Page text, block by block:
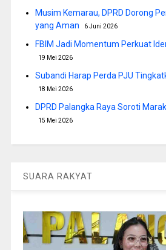
Musim Kemarau, DPRD Dorong
yang Aman
6 Juni 2026
FBIM Jadi Momentum Perkuat
19 Mei 2026
Subandi Harap Perda PJU
18 Mei 2026
DPRD Palangka Raya Soroti
15 Mei 2026
SUARA RAKYAT